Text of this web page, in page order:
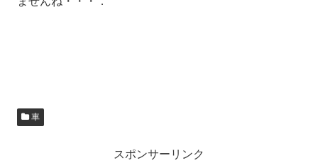
車
スポンサーリンク